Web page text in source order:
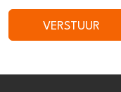
VERSTUUR